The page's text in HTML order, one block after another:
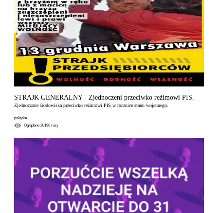
STRAJK GENERALNY - Zjednoczeni przeciwko reżimowi PIS.
Zjednoczone środowiska przeciwko reżimowi PIS w rocznice stanu wojennego.
polityka
Oglądane20196 razy